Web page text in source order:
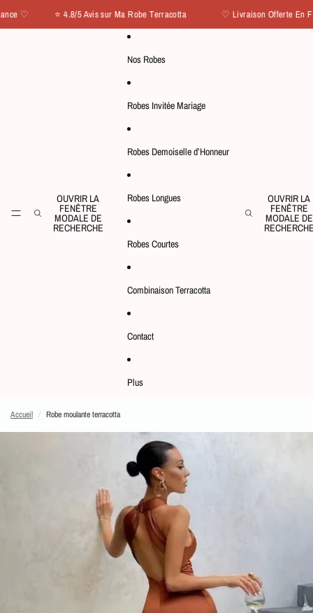
♡ ⭐ 4.8/5 Avis sur Ma Robe Terracotta ♡ Livraison Offerte En
OUVRIR LA
FENÊTRE
MODALE DE
RECHERCHE
Nos Robes
Robes Invitée Mariage
Robes Demoiselle d’Honneur
Robes Longues
Robes Courtes
Combinaison Terracotta
Contact
Plus
OUVRIR LA
FENÊTRE
MODALE DE
Accueil / Robe moulante terracotta
PASSER AUX INFORMATIONS SUR LE PRODUIT